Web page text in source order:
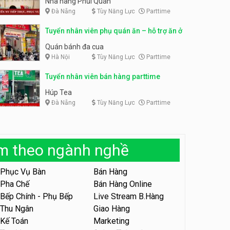
phục vụ bàn parttime
Cafe Vợt
Tuyển nhân viên phục vụ ca
Quán kem dừa
Tuyển nhân viên phụ bếp –
Tiên
Bún Đậu Mắm Tôm - Bếp Tiên
Tuyển nhân viên phụ quán ăn
Tuyển nhân viên sale,
marketing
Công ty
Tuyển nhân viên bán hàng
parttime
GÀ GÔ FASTFOOD
Đà Nẵng Tùy Năng Lực Parttime
Tuyển nhân viên phụ quán ăn – hỗ trợ ăn ở
Quán bánh đa cua
Hà Nội Tùy Năng Lực Parttime
Tuyển nhân viên bán hàng parttime
Húp Tea
Đà Nẵng Tùy Năng Lực Parttime
theo ngành nghề
Phục Vụ Bàn
Bán Hàng
Pha Chế
Bán Hàng Online
Bếp Chính - Phụ Bếp
Live Stream B.Hàng
Thu Ngân
Giao Hàng
Kế Toán
Marketing